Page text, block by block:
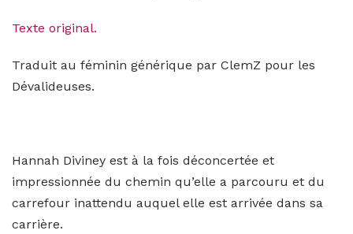
Texte original.
Traduit au féminin générique par ClemZ pour les
Dévalideuses.
Hannah Diviney est à la fois déconcertée et
impressionnée du chemin qu’elle a parcouru et du
carrefour inattendu auquel elle est arrivée dans sa
carrière.